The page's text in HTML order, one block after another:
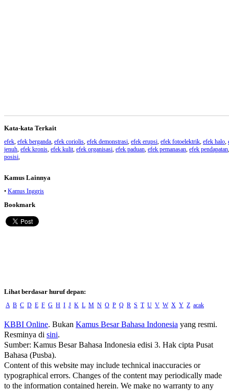
Kata-kata Terkait
efek efek berganda efek coriolis efek demonstrasi efek erupsi efek fotoelektrik efek halo
jenuh efek kronis efek kulit efek organisasi efek paduan efek pemanasan efek pendapatan
posisi
Kamus Lainnya
• Kamus Inggris
Bookmark
Lihat berdasar huruf depan:
A B C D E F G H I J K L M N O P Q R S T U V W X Y Z acak
KBBI Online. Bukan Kamus Besar Bahasa Indonesia yang resmi.
Resminya di sini.
Sumber: Kamus Besar Bahasa Indonesia edisi 3. Hak cipta Pusat
Bahasa (Pusba).
Content of this website may include technical inaccuracies or
typographical errors. Changes of the content may periodically made
to the information contained herein. We make no warranty to any